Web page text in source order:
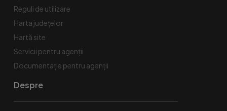
Reguli de utilizare
Harta județelor
Hartă site
Servicii pentru agenții
Documentație pentru agenții
Despre